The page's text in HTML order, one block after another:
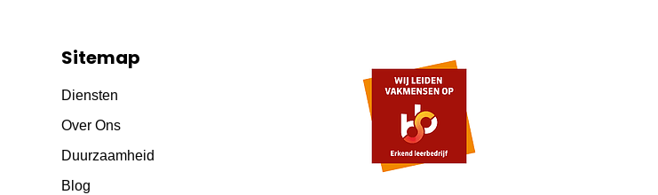
Sitemap
Diensten
Over Ons
Duurzaamheid
Blog